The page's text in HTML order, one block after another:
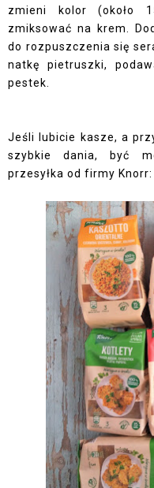
zmieni kolor (około
zmiksować na krem.
do rozpuszczenia się
natkę pietruszki,
pestek.
Jeśli lubicie kasze, a
szybkie dania, być
przesyłka od firmy Knorr: